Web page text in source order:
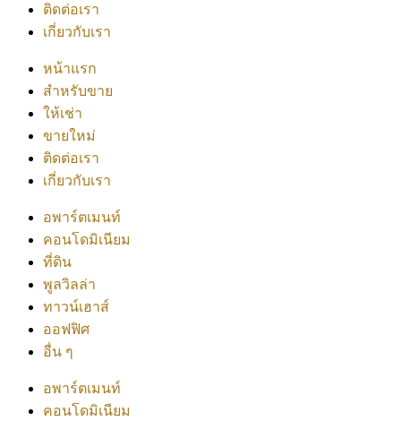
ติดต่อเรา
เกี่ยวกับเรา
หน้าแรก
สำหรับขาย
ให้เช่า
ขายใหม่
ติดต่อเรา
เกี่ยวกับเรา
อพาร์ตเมนท์
คอนโดมิเนียม
ที่ดิน
พูลวิลล่า
ทาวน์เฮาส์
ออฟฟิศ
อื่น ๆ
อพาร์ตเมนท์
คอนโดมิเนียม